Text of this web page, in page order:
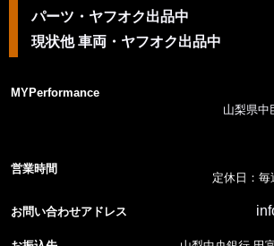
パーツ・ヤフオク出品中
現状他 車両・ヤフオク出品中
MYPerformance
山梨県中
営業時間
定休日：毎
お問い合わせアドレス